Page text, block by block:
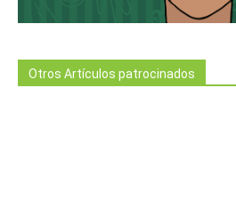
Otros Artículos patrocinados